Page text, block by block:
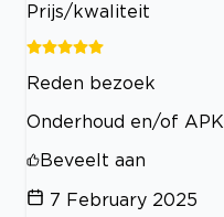
Prijs/kwaliteit
Reden bezoek
Onderhoud en/of APK
Beveelt aan
7 February 2025